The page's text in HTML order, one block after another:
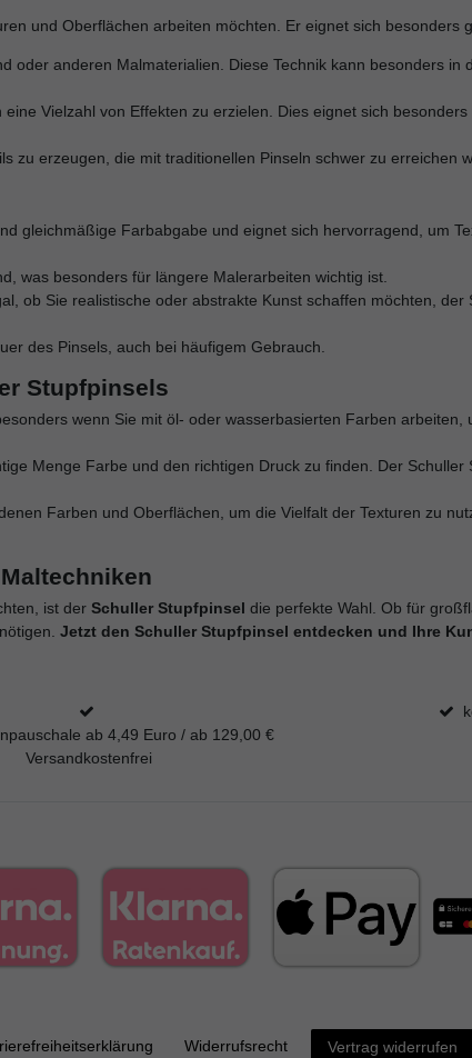
und Oberflächen arbeiten möchten. Er eignet sich besonders
oder anderen Malmaterialien. Diese Technik kann besonders in
Vielzahl von Effekten zu erzielen. Dies eignet sich
zu erzeugen, die mit traditionellen Pinseln schwer zu erreichen
gleichmäßige Farbabgabe und eignet sich hervorragend, um
was besonders für längere Malerarbeiten wichtig ist.
ob Sie realistische oder abstrakte Kunst schaffen möchten, der
des Pinsels, auch bei häufigem Gebrauch.
Stupfpinsels
wenn Sie mit öl- oder wasserbasierten Farben arbeiten,
Menge Farbe und den richtigen Druck zu finden. Der Schuller
Farben und Oberflächen, um die Vielfalt der Texturen zu
ist der Schuller Stupfpinsel die perfekte Wahl. Ob für
Jetzt den Schuller Stupfpinsel entdecken und Ihre
ab 4,49 Euro / ab 129,00 €
Versandkostenfrei
Widerrufs­recht Vertrag widerrufen